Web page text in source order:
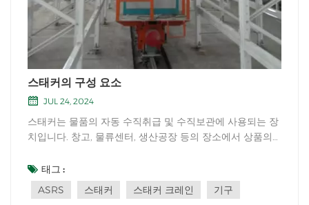
스태커의 구성 요소
JUL 24, 2024
스태커는 물품의 자동 수직취급 및 수직보관에 사용되는 장
치입니다. 창고, 물류센터, 생산공장 등의 장소에서 상품의
다. 스태커의 구조에는 다음과 같은 주요 구성 요소가 포함
됩니다. 지지 구조: 스태커의 지지 구조는 일반적으로 기둥,
빔, 베이스를 포...
태그 :
ASRS
스태커 스태커 크레인 기구